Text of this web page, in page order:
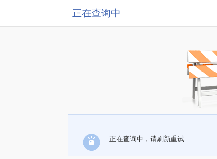
正在查询中
正在查询中，请刷新重试